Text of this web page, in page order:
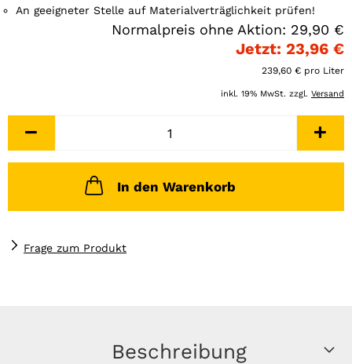
An geeigneter Stelle auf Materialverträglichkeit prüfen!
Normalpreis ohne Aktion: 29,90 €
Jetzt: 23,96 €
239,60 € pro Liter
inkl. 19% MwSt. zzgl. Versand
In den Warenkorb
Frage zum Produkt
Beschreibung